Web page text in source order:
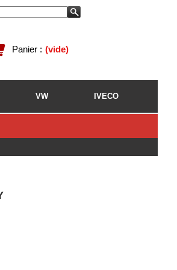
Panier : (vide)
VW IVECO